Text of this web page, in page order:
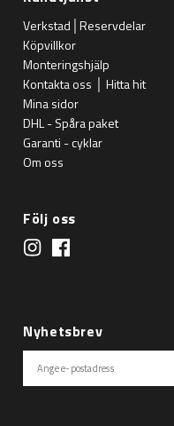
Verkstad│Reservdelar
Köpvillkor
Monteringshjälp
Kontakta oss │ Hitta hit
Mina sidor
DHL - Spåra paket
Garanti - cyklar
Om oss
Följ oss
Nyhetsbrev